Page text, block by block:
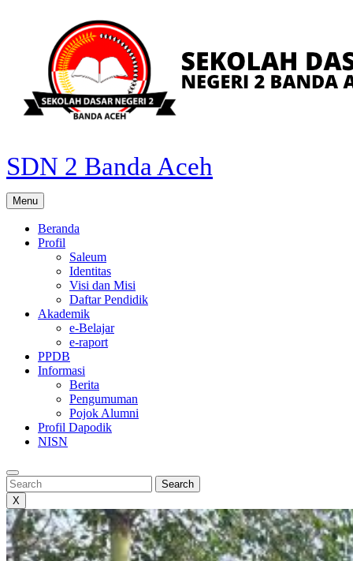
SDN 2 Banda Aceh
Menu
Beranda
Profil
Saleum
Identitas
Visi dan Misi
Daftar Pendidik
Akademik
e-Belajar
e-raport
PPDB
Informasi
Berita
Pengumuman
Pojok Alumni
Profil Dapodik
NISN
Search
Search
X